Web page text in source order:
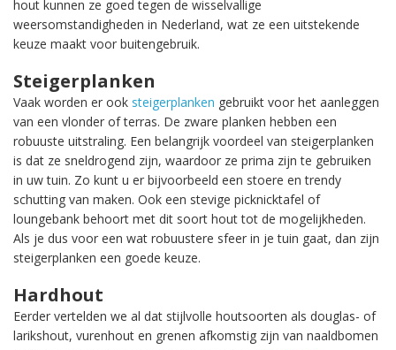
hout kunnen ze goed tegen de wisselvallige
weersomstandigheden in Nederland, wat ze een uitstekende
keuze maakt voor buitengebruik.
Steigerplanken
Vaak worden er ook steigerplanken gebruikt voor het aanleggen
van een vlonder of terras. De zware planken hebben een
robuuste uitstraling. Een belangrijk voordeel van steigerplanken
is dat ze sneldrogend zijn, waardoor ze prima zijn te gebruiken
in uw tuin. Zo kunt u er bijvoorbeeld een stoere en trendy
schutting van maken. Ook een stevige picknicktafel of
loungebank behoort met dit soort hout tot de mogelijkheden.
Als je dus voor een wat robuustere sfeer in je tuin gaat, dan zijn
steigerplanken een goede keuze.
Hardhout
Eerder vertelden we al dat stijlvolle houtsoorten als douglas- of
larikshout, vurenhout en grenen afkomstig zijn van naaldbomen